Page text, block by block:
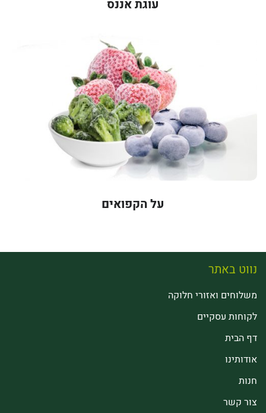
עוגת אננס
על הקפואים
נווט באתר
משלוחים ואזורי חלוקה
לקוחות עסקיים
דף הבית
אודותינו
חנות
צור קשר